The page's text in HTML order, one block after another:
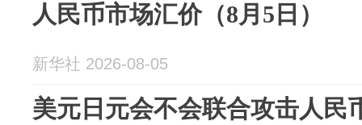
人民币市场汇价（8月5日）
新华社 2026-08-05
美元日元会不会联合攻击人民